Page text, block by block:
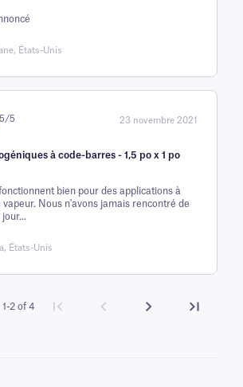
États-Unis
5 23 novembre 2021
à code-barres - 1,5 po x 1 po
bien pour des applications à
vapeur. Nous n'avons jamais rencontré de
États-Unis
1-2 of 4